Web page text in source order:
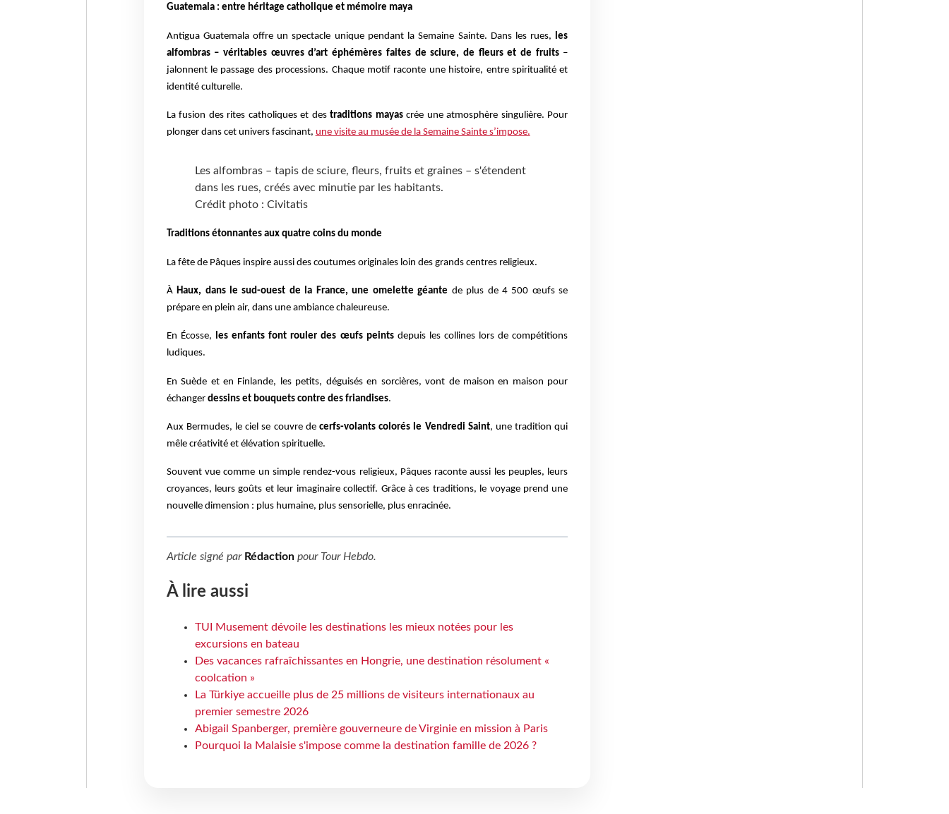
Guatemala : entre héritage catholique et mémoire maya
Antigua Guatemala offre un spectacle unique pendant la Semaine Sainte. Dans les rues,
les
alfombras – véritables œuvres d’art éphémères faites de sciure, de fleurs et de fruits–
jalonnent le passage des processions. Chaque motif raconte une histoire, entre spiritualité et
identité culturelle.
La fusion des rites catholiques et destraditions mayascrée une atmosphère singulière. Pour
plonger dans cet univers fascinant, une visite au musée de la Semaine Sainte s’impose.
Les alfombras – tapis de sciure, fleurs, fruits et graines – s'étendent
dans les rues, créés avec minutie par les habitants.
Crédit photo : Civitatis
Traditions étonnantes aux quatre coins du monde
La fête de Pâques inspire aussi des coutumes originales loin des grands centres religieux.
À Haux, dans le sud-ouest de la France, une omelette géante de plus de 4 500 œufs se
prépare en plein air, dans une ambiance chaleureuse.
En Écosse, les enfants font rouler des œufs peintsdepuis les collines lors de compétitions
ludiques.
En Suède et en Finlande, les petits, déguisés en sorcières, vont de maison en maison pour
échanger dessins et bouquets contre des friandises.
Aux Bermudes, le ciel se couvre de cerfs-volants colorés le Vendredi Saint, une tradition qui
mêle créativité et élévation spirituelle.
Souvent vue comme un simple rendez-vous religieux, Pâques raconte aussi les peuples, leurs
croyances, leurs goûts et leur imaginaire collectif. Grâce à ces traditions, le voyage prend une
nouvelle dimension : plus humaine, plus sensorielle, plus enracinée.
Article signé par Rédactionpour Tour Hebdo.
À lire aussi
TUI Musement dévoile les destinations les mieux notées pour les
excursions en bateau
Des vacances rafraîchissantes en Hongrie, une destination résolument «
coolcation »
La Türkiye accueille plus de 25 millions de visiteurs internationaux au
premier semestre 2026
Abigail Spanberger, première gouverneure de Virginie en mission à Paris
Pourquoi la Malaisie s'impose comme la destination famille de 2026 ?